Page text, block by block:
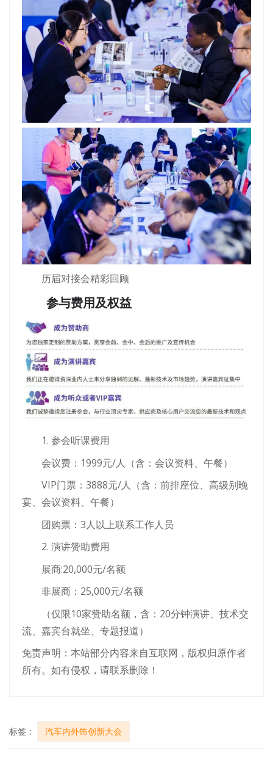
历届对接会精彩回顾
参与费用及权益
1. 参会听课费用
会议费：1999元/人（含：会议资料、午餐）
VIP门票：3888元/人（含：前排座位、高级别晚
宴、会议资料、午餐）
团购票：3人以上联系工作人员
2. 演讲赞助费用
展商:20,000元/名额
非展商：25,000元/名额
（仅限10家赞助名额，含：20分钟演讲、技术交
流、嘉宾台就坐、专题报道）
免责声明：本站部分内容来自互联网，版权归原作者
所有。如有侵权，请联系删除！
标签： 汽车内外饰创新大会